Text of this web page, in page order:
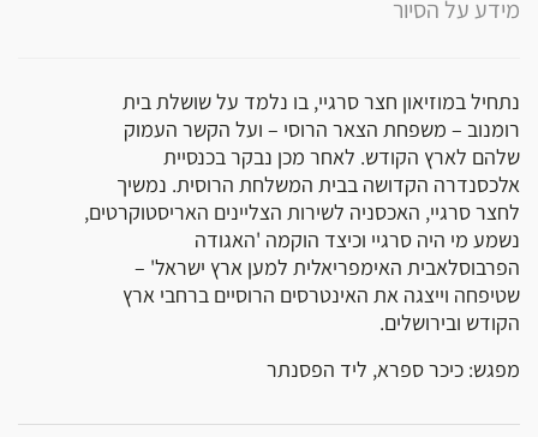
מידע על הסיור
נתחיל במוזיאון חצר סרגיי, בו נלמד על שושלת בית
רומנוב – משפחת הצאר הרוסי – ועל הקשר העמוק
שלהם לארץ הקודש. לאחר מכן נבקר בכנסיית
אלכסנדרה הקדושה בבית המשלחת הרוסית. נמשיך
לחצר סרגיי, האכסניה לשירות הצליינים האריסטוקרטים,
נשמע מי היה סרגיי וכיצד הוקמה 'האגודה
הפרבוסלאבית האימפריאלית למען ארץ ישראל' –
שטיפחה וייצגה את האינטרסים הרוסיים ברחבי ארץ
הקודש ובירושלים.
מפגש: כיכר ספרא, ליד הפסנתר